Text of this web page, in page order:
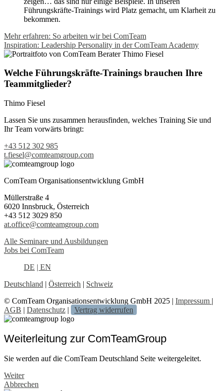
Führungskräfte-Trainings wird Platz gemacht, um Klarheit zu
bekommen.
Mehr erfahren: So arbeiten wir bei ComTeam
Inspiration: Leadership Personality in der ComTeam Academy
Welche Führungskräfte-Trainings brauchen Ihre
Teammitglieder?
Thimo Fiesel
Lassen Sie uns zusammen herausfinden, welches Training Sie und
Ihr Team vorwärts bringt:
+43 512 302 985
t.fiesel@comteamgroup.com
ComTeam Organisationsentwicklung GmbH
Müllerstraße 4
6020 Innsbruck, Österreich
+43 512 3029 850
at.office@comteamgroup.com
Alle Seminare und Ausbildungen
Jobs bei ComTeam
DE | EN
Deutschland | Österreich | Schweiz
© ComTeam Organisationsentwicklung GmbH 2025 | Impressum |
AGB | Datenschutz | Vertrag widerrufen
Weiterleitung zur ComTeamGroup
Sie werden auf die ComTeam Deutschland Seite weitergeleitet.
Weiter
Abbrechen